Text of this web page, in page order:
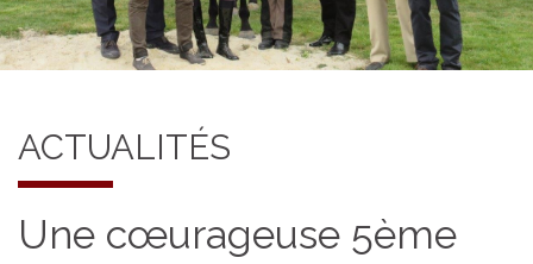
ACTUALITÉS
Une cœurageuse 5ème